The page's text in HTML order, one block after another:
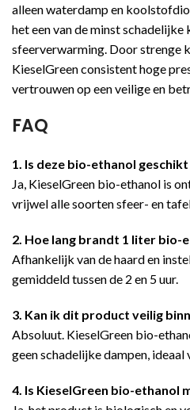
alleen waterdamp en
het een van de minst schadelijke
sfeerverwarming. Door strenge
KieselGreen consistent hoge
vertrouwen op een veilige en
FAQ
1. Is deze bio-ethanol
Ja, KieselGreen bio-ethanol is
vrijwel alle soorten sfeer- en
2. Hoe lang brandt 1 liter bio-
Afhankelijk van de haard en
gemiddeld tussen de 2 en 5 uur.
3. Kan ik dit product veilig
Absoluut. KieselGreen bio-
geen schadelijke dampen, ideaal
4. Is KieselGreen bio-ethanol